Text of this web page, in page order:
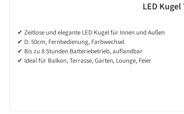
LED
✔ Zeitlose und elegante LED Kugel für Innen und Außen
✔ D: 50cm, Fernbedienung, Farbwechsel
✔ Bis zu 8 Stunden Batteriebetrieb, auflandbar
✔ Ideal für Balkon, Terrasse, Garten, Lounge, Feier